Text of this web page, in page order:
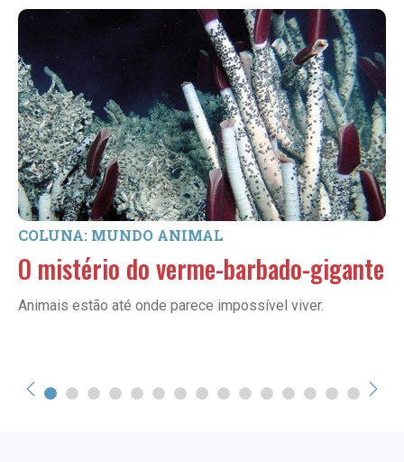
COLUNA: MUNDO ANIMAL
O mistério do verme-barbado-gigante
Animais estão até onde parece impossível viver.